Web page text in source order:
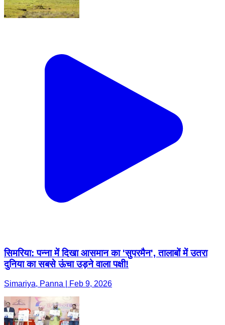
सिमरिया: पन्ना में दिखा आसमान का 'सुपरमैन', तालाबों में उतरा
दुनिया का सबसे ऊंचा उड़ने वाला पक्षी!
Simariya, Panna | Feb 9, 2026